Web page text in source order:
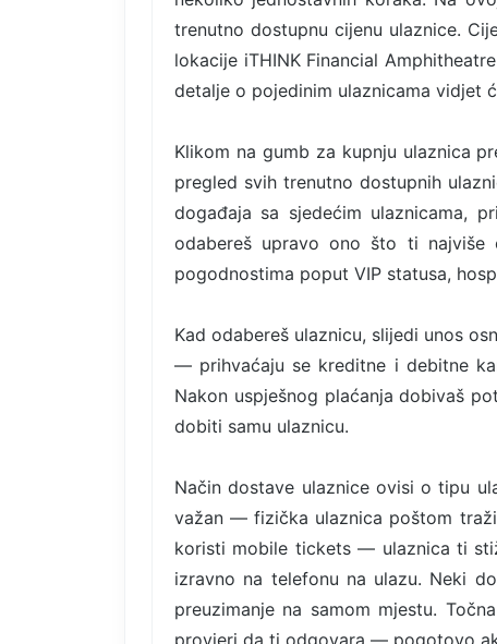
trenutno dostupnu cijenu ulaznice.
lokacije iTHINK Financial
detalje o pojedinim ulaznicama vidjet
Klikom na gumb za kupnju ulaznica
pregled svih trenutno dostupnih
događaja sa sjedećim ulaznicama,
odabereš upravo ono što ti
pogodnostima poput VIP statusa,
Kad odabereš ulaznicu, slijedi unos
— prihvaćaju se kreditne i debitne
Nakon uspješnog plaćanja dobivaš
dobiti samu ulaznicu.
Način dostave ulaznice ovisi o tipu
važan — fizička ulaznica poštom
koristi mobile tickets — ulaznica ti
izravno na telefonu na ulazu. Neki
preuzimanje na samom mjestu.